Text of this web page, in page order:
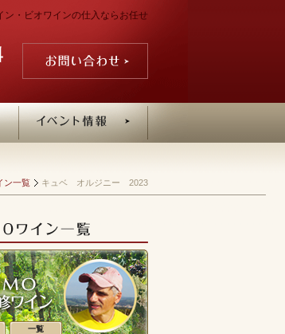
・ビオワインの仕入ならお任せ
ン一覧 キュベ オルジニー 2023
一覧